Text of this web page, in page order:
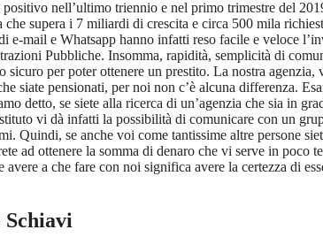
nell’ultimo triennio e nel primo trimestre del
supera i 7 miliardi di crescita e circa 500 mila
mail e Whatsapp hanno infatti reso facile e veloce
Pubbliche. Insomma, rapidità, semplicità di
per poter ottenere un prestito. La nostra agenzia,
siate pensionati, per noi non c’è alcuna differenza.
detto, se siete alla ricerca di un’agenzia che sia in
vi dà infatti la possibilità di comunicare con un
Quindi, se anche voi come tantissime altre persone
ad ottenere la somma di denaro che vi serve in
a che fare con noi significa avere la certezza di
Schiavi